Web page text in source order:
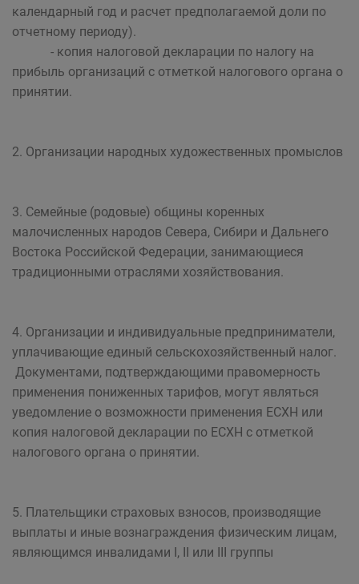
календарный год и расчет предполагаемой доли по
отчетному периоду).
- копия налоговой декларации по налогу на
прибыль организаций с отметкой налогового органа о
принятии.
2. Организации народных художественных промыслов
3. Семейные (родовые) общины коренных
малочисленных народов Севера, Сибири и Дальнего
Востока Российской Федерации, занимающиеся
традиционными отраслями хозяйствования.
4. Организации и индивидуальные предприниматели,
уплачивающие единый сельскохозяйственный налог.
Документами, подтверждающими правомерность
применения пониженных тарифов, могут являться
уведомление о возможности применения ЕСХН или
копия налоговой декларации по ЕСХН с отметкой
налогового органа о принятии.
5. Плательщики страховых взносов, производящие
выплаты и иные вознаграждения физическим лицам,
являющимся инвалидами I, II или III группы